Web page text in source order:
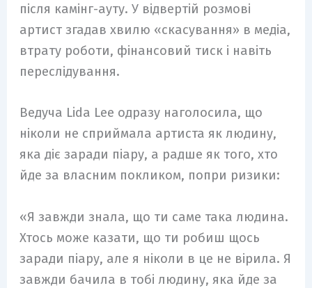
після камінг-ауту. У відвертій розмові
артист згадав хвилю «скасування» в медіа,
втрату роботи, фінансовий тиск і навіть
переслідування.
Ведуча Lida Lee одразу наголосила, що
ніколи не сприймала артиста як людину,
яка діє заради піару, а радше як того, хто
йде за власним покликом, попри ризики:
«Я завжди знала, що ти саме така людина.
Хтось може казати, що ти робиш щось
заради піару, але я ніколи в це не вірила. Я
завжди бачила в тобі людину, яка йде за